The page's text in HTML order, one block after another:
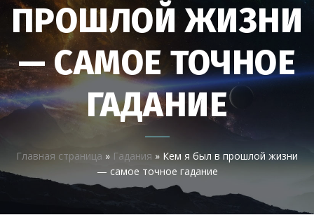
ПРОШЛОЙ ЖИЗНИ
— САМОЕ ТОЧНОЕ
ГАДАНИЕ
Главная страница » Гадания » Кем я был в прошлой жизни
— самое точное гадание